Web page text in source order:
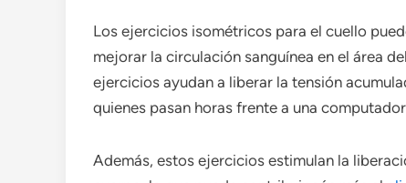
Los ejercicios isométricos para el cuello
mejorar la circulación sanguínea en el área
ejercicios ayudan a liberar la tensión
quienes pasan horas frente a una
Además, estos ejercicios estimulan la